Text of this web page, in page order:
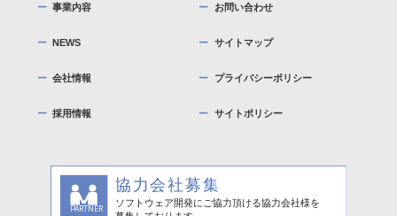
事業内容
NEWS
会社情報
採用情報
お問い合わせ
サイトマップ
プライバシーポリシー
サイトポリシー